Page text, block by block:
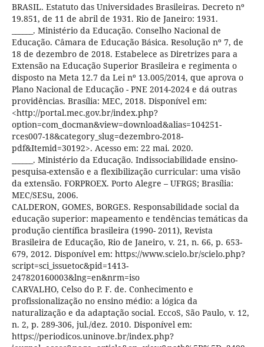
BRASIL. Estatuto das Universidades Brasileiras. Decreto nº
19.851, de 11 de abril de 1931. Rio de Janeiro: 1931.
______. Ministério da Educação. Conselho Nacional de
Educação. Câmara de Educação Básica. Resolução nº 7, de
18 de dezembro de 2018. Estabelece as Diretrizes para a
Extensão na Educação Superior Brasileira e regimenta o
disposto na Meta 12.7 da Lei nº 13.005/2014, que aprova o
Plano Nacional de Educação - PNE 2014-2024 e dá outras
providências. Brasília: MEC, 2018. Disponível em:
<http://portal.mec.gov.br/index.php?
option=com_docman&view=download&alias=104251-
rces007-18&category_slug=dezembro-2018-
pdf&Itemid=30192>. Acesso em: 22 mai. 2020.
______. Ministério da Educação. Indissociabilidade ensino-
pesquisa-extensão e a flexibilização curricular: uma visão
da extensão. FORPROEX. Porto Alegre – UFRGS; Brasília:
MEC/SESu, 2006.
CALDERON, GOMES, BORGES. Responsabilidade social da
educação superior: mapeamento e tendências temáticas da
produção científica brasileira (1990- 2011), Revista
Brasileira de Educação, Rio de Janeiro, v. 21, n. 66, p. 653-
679, 2012. Disponível em: https://www.scielo.br/scielo.php?
script=sci_issuetoc&pid=1413-
247820160003&lng=en&nrm=iso
CARVALHO, Celso do P. F. de. Conhecimento e
profissionalização no ensino médio: a lógica da
naturalização e da adaptação social. EccoS, São Paulo, v. 12,
n. 2, p. 289-306, jul./dez. 2010. Disponível em:
https://periodicos.uninove.br/index.php?